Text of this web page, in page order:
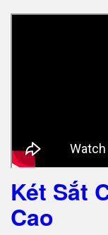
Két Sắt
Cao